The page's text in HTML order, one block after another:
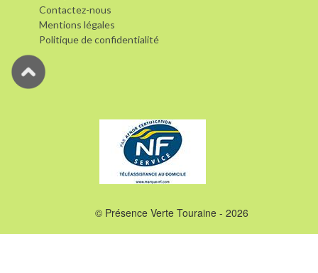
Contactez-nous
Mentions légales
Politique de confidentialité
© Présence Verte Touraine - 2026